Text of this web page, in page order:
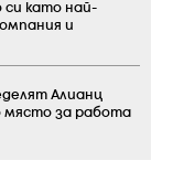
си като най-
и
Алианц
място за работа